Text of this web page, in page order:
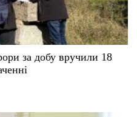
за добу вручили 18